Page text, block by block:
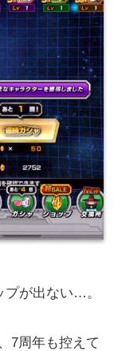
プが出ない…。
7周年も控えて